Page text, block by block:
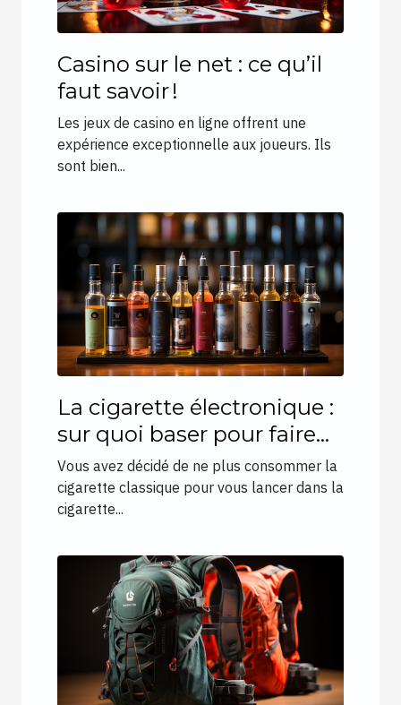
Casino sur le net : ce qu’il
faut savoir !
Les jeux de casino en ligne offrent une
expérience exceptionnelle aux joueurs. Ils
sont bien...
La cigarette électronique :
sur quoi baser pour faire
son choix ?
Vous avez décidé de ne plus consommer la
cigarette classique pour vous lancer dans la
cigarette...